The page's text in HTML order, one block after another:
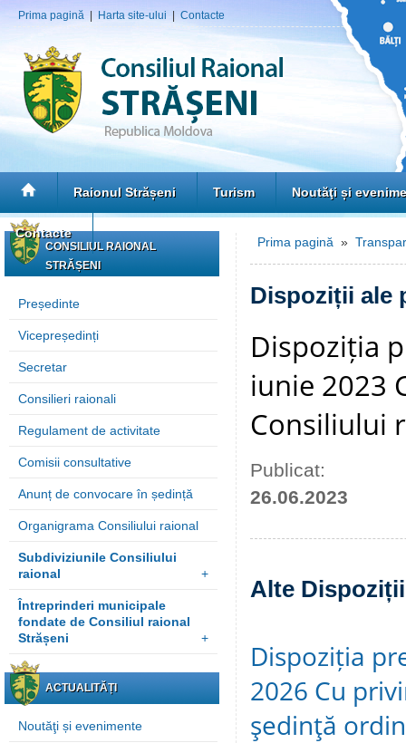
Prima pagină Harta site-ului Contacte
Raionul Strășeni Turism Noutăţi și
Contacte
CONSILIUL RAIONAL
STRĂȘENI
Președinte
Vicepreședinți
Secretar
Consilieri raionali
Regulament de activitate
Comisii consultative
Anunț de convocare în ședință
Organigrama Consiliului raional
Subdiviziunile Consiliului
raional
+
Întreprinderi municipale
fondate de Consiliul raional
Strășeni
+
ACTUALITĂȚI
Noutăţi și evenimente
Prima pagină »
Dispoziții ale
Dispoziția
iunie 2023
Consiliului
Publicat:
26.06.2023
Alte
Dispoziția
2026 Cu
şedinţă